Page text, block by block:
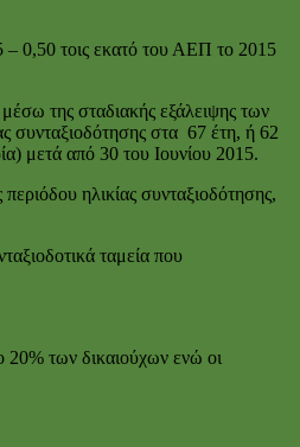
– 0,50 τοις εκατό του ΑΕΠ το 2015
της σταδιακής εξάλειψης των
συνταξιοδότησης στα 67 έτη, ή 62
μετά από 30 του Ιουνίου 2015.
ηλικίας συνταξιοδότησης,
ταμεία που
των δικαιούχων ενώ οι